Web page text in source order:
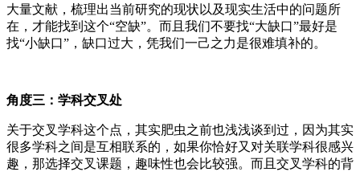
大量文献，梳理出当前研究的现状以及现实生活中的问题所
在，才能找到这个“空缺”。而且我们不要找“大缺口”最好是
找“小缺口”，缺口过大，凭我们一己之力是很难填补的。
角度三：学科交叉处
关于交叉学科这个点，其实肥虫之前也浅浅谈到过，因为其实
很多学科之间是互相联系的，如果你恰好又对关联学科很感兴
趣，那选择交叉课题，趣味性也会比较强。而且交叉学科的背